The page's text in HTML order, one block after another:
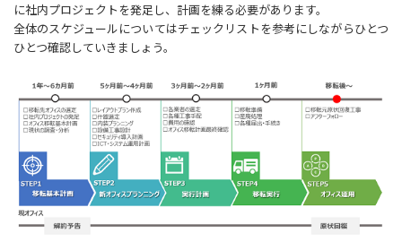
に社内プロジェクトを発足し、計画を練る必要があります。
全体のスケジュールについてはチェックリストを参考にしながらひとつ
ひとつ確認していきましょう。